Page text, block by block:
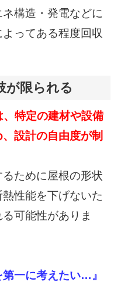
ネ構造・発電などに
ってある程度回収
が限られる
特定の建材や設備
設計の自由度が制
ために屋根の形状
熱性能を下げないた
可能性がありま
第一に考えたい…』